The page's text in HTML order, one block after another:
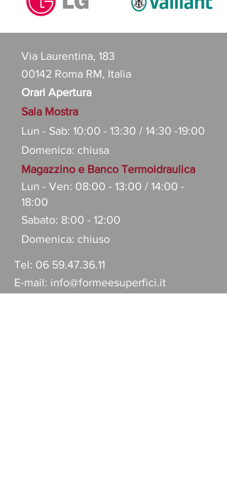
Via Laurentina, 183
00142 Roma RM, Italia
Orari Apertura
Sala Mostra
Lun - Sab: 10:00 - 13:30 / 14:30 -19:00
Domenica: chiusa
Magazzino e Banco Termoidraulica
Lun - Ven: 08:00 - 13:00 / 14:00 -
18:00
Sabato: 8:00 - 12:00
Domenica: chiuso
Tel: 06 59.47.36.11
E-mail: info@formeesuperfici.it